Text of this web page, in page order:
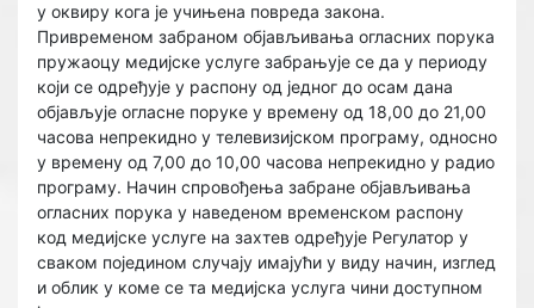
у оквиру кога је учињена повреда закона.
Привременом забраном објављивања огласних порука
пружаоцу медијске услуге забрањује се да у периоду
који се одређује у распону од једног до осам дана
објављује огласне поруке у времену од 18,00 до 21,00
часова непрекидно у телевизијском програму, односно
у времену од 7,00 до 10,00 часова непрекидно у радио
програму. Начин спровођења забране објављивања
огласних порука у наведеном временском распону
код медијске услуге на захтев одређује Регулатор у
сваком поједином случају имајући у виду начин, изглед
и облик у коме се та медијска услуга чини доступном